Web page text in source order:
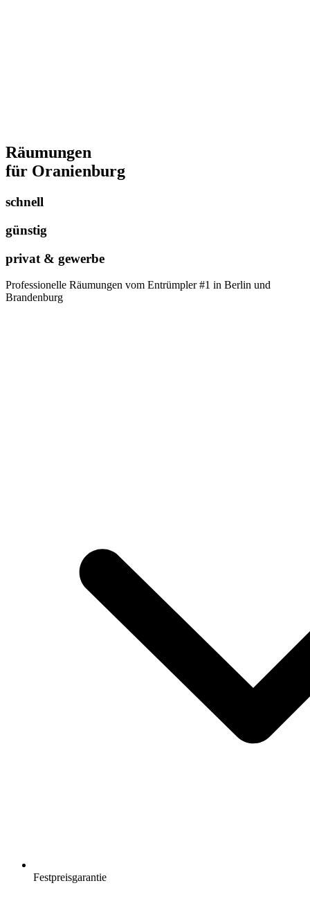
Räumungen
für Oranienburg
schnell
günstig
privat & gewerbe
Professionelle Räumungen vom Entrümpler #1 in Berlin und
Brandenburg
Festpreisgarantie